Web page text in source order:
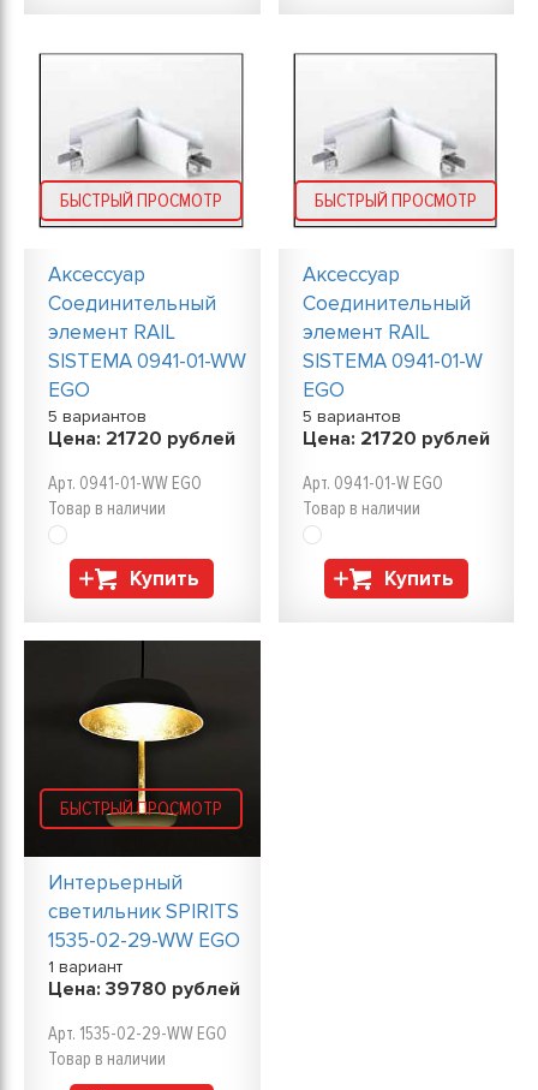
БЫСТРЫЙ ПРОСМОТР
Аксессуар
Соединительный
элемент RAIL
SISTEMA 0941-01-WW
EGO
5 вариантов
Цена: 21720 рублей
Арт. 0941-01-WW EGO
Товар в наличии
Купить
БЫСТРЫЙ ПРОСМОТР
Аксессуар
Соединительный
элемент RAIL
SISTEMA 0941-01-W
EGO
5 вариантов
Цена: 21720 рублей
Арт. 0941-01-W EGO
Товар в наличии
Купить
БЫСТРЫЙ ПРОСМОТР
Интерьерный
светильник SPIRITS
1535-02-29-WW EGO
1 вариант
Цена: 39780 рублей
Арт. 1535-02-29-WW EGO
Товар в наличии